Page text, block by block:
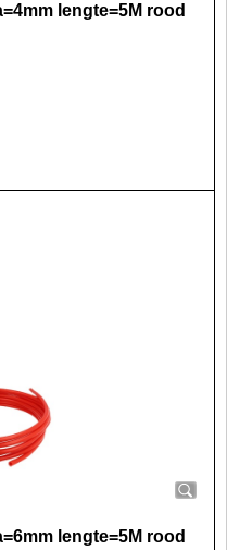
lengte=5M rood
lengte=5M rood